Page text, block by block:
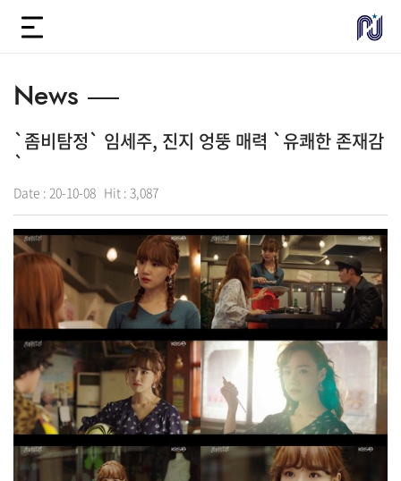
News
`좀비탐정` 임세주, 진지 엉뚱 매력 `유쾌한 존재감
`
Date : 20-10-08 Hit : 3,087